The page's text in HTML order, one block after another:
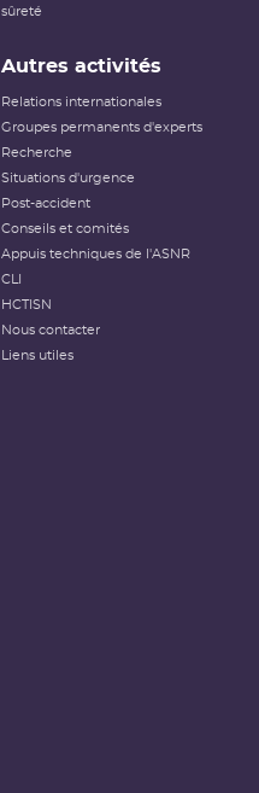
sûreté
Autres activités
Relations internationales
Groupes permanents d'experts
Recherche
Situations d'urgence
Post-accident
Conseils et comités
Appuis techniques de l'ASNR
CLI
HCTISN
Nous contacter
Liens utiles